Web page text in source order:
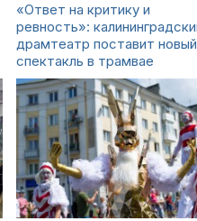
«Ответ на критику и
ревность»:
драмтеатр поставит новый
спектакль в трамвае